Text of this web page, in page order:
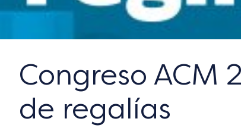
Congreso ACM
de regalías